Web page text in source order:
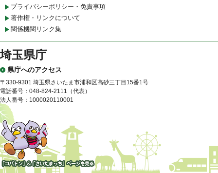
プライバシーポリシー・免責事項
著作権・リンクについて
関係機関リンク集
埼玉県庁
県庁へのアクセス
〒330-9301 埼玉県さいたま市浦和区高砂三丁目15番1号
電話番号：048-824-2111（代表）
法人番号：1000020110001
「コバトン」&「さいたまっ